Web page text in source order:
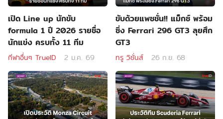
เปิด Line up นักขับ
formula 1 ปี 2026 รายชื่อ
นักแข่ง ครบทั้ง 11 ทีม
กีฬาอื่นๆ TrueID 2 ม.ค. 69
ขับด้วยแพชชั่น!! แม็กซ์ พร้อม
ซิ่ง Ferrari 296 GT3 ลุยศึก
GT3
ทรู วิชั่นส์ 26 ก.ย. 68